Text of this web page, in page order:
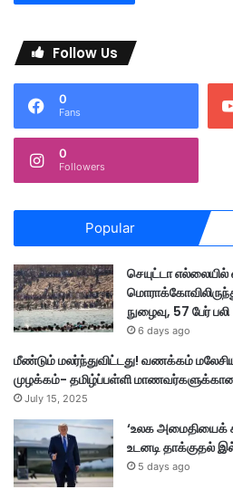
Follow Us
0
Fans
0
Followers
Popular
செயுட்டா
நுழைவு, 57 பேர் பலி
6 days ago
மீண்டும் மலர்ந்துவிட்டது! வணக்கம்
முழக்கம்- தமிழ்ப்பள்ளி மாணவர்களுக்கான
July 15, 2025
‘உலக அமைதியைக்
உடனடி தாக்குதல்
5 days ago